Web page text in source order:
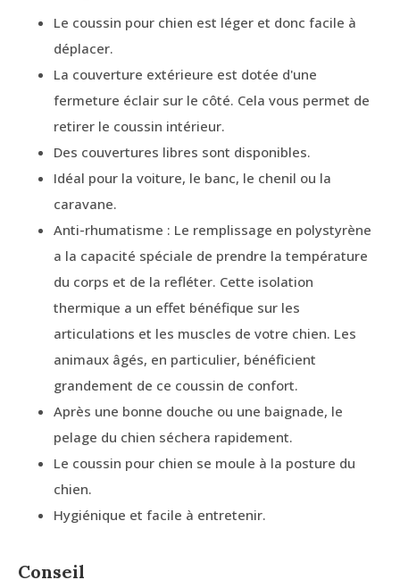
Le coussin pour chien est léger et donc facile à
déplacer.
La couverture extérieure est dotée d'une
fermeture éclair sur le côté. Cela vous permet de
retirer le coussin intérieur.
Des couvertures libres sont disponibles.
Idéal pour la voiture, le banc, le chenil ou la
caravane.
Anti-rhumatisme : Le remplissage en polystyrène
a la capacité spéciale de prendre la température
du corps et de la refléter. Cette isolation
thermique a un effet bénéfique sur les
articulations et les muscles de votre chien. Les
animaux âgés, en particulier, bénéficient
grandement de ce coussin de confort.
Après une bonne douche ou une baignade, le
pelage du chien séchera rapidement.
Le coussin pour chien se moule à la posture du
chien.
Hygiénique et facile à entretenir.
Conseil